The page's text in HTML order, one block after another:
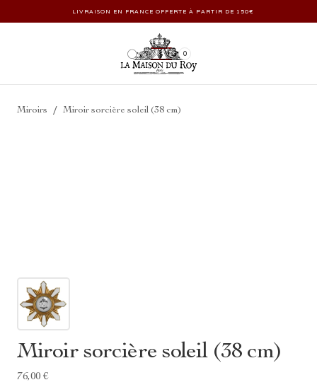
LIVRAISON EN FRANCE OFFERTE À PARTIR DE 150€
0
Miroirs / Miroir sorcière soleil (38 cm)
Miroir sorcière soleil (38 cm)
76,00 €